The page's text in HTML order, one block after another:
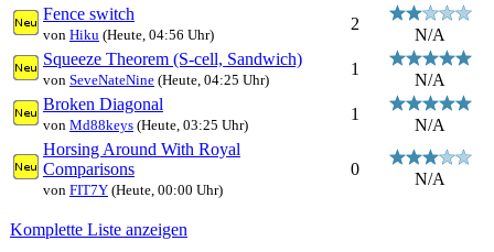
Fence switch
von Hiku (Heute, 04:56 Uhr)
2
N/A
Squeeze Theorem (S-cell, Sandwich)
von SeveNateNine(Heute, 04:25 Uhr)
1
N/A
Broken Diagonal
von Md88keys(Heute, 03:25 Uhr)
1
N/A
Horsing Around With Royal
Comparisons
von FIT7Y(Heute, 00:00 Uhr)
0
N/A
Komplette Liste anzeigen